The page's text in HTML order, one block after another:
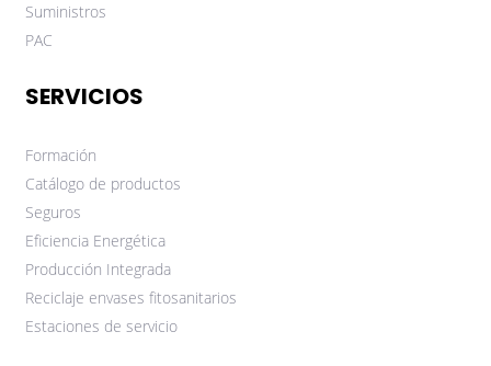
Suministros
PAC
SERVICIOS
Formación
Catálogo de productos
Seguros
Eficiencia Energética
Producción Integrada
Reciclaje envases fitosanitarios
Estaciones de servicio